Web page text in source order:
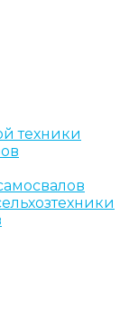
техники